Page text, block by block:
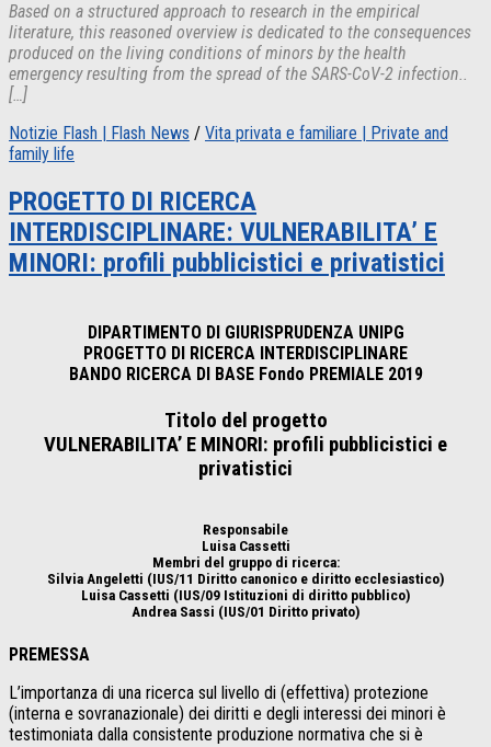
Based on a structured approach to research in the empirical
literature, this reasoned overview is dedicated to the consequences
produced on the living conditions of minors by the health
emergency resulting from the spread of the SARS-CoV-2 infection..
[…]
Notizie Flash | Flash News / Vita privata e familiare | Private and
family life
PROGETTO DI RICERCA
INTERDISCIPLINARE: VULNERABILITA’ E
MINORI: profili pubblicistici e privatistici
DIPARTIMENTO DI GIURISPRUDENZA UNIPG
PROGETTO DI RICERCA INTERDISCIPLINARE
BANDO RICERCA DI BASE Fondo PREMIALE 2019
Titolo del progetto
VULNERABILITA’ E MINORI: profili pubblicistici e
privatistici
Responsabile
Luisa Cassetti
Membri del gruppo di ricerca:
Silvia Angeletti (IUS/11 Diritto canonico e diritto ecclesiastico)
Luisa Cassetti (IUS/09 Istituzioni di diritto pubblico)
Andrea Sassi (IUS/01 Diritto privato)
PREMESSA
L’importanza di una ricerca sul livello di (effettiva) protezione
(interna e sovranazionale) dei diritti e degli interessi dei minori è
testimoniata dalla consistente produzione normativa che si è